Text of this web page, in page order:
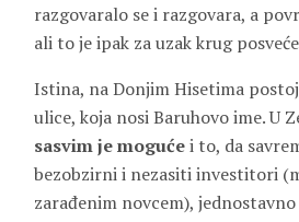
razgovaralo se i razgovara, a
ali to je ipak za uzak krug
Istina, na Donjim Hisetima
ulice, koja nosi Baruhovo ime. U
sasvim je mogućei to, da
bezobzirni i nezasiti investitori
zarađenim novcem),